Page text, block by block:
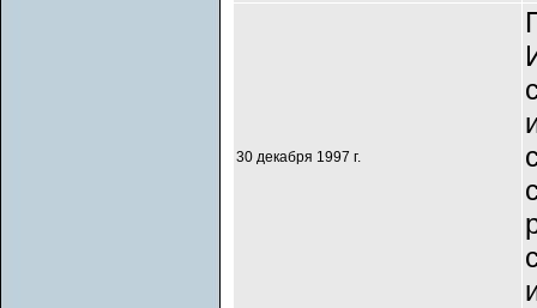
30 декабря 1997 г.